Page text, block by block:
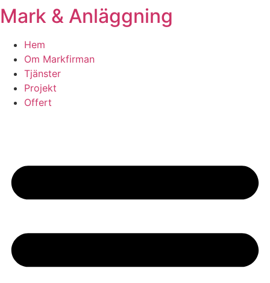
Skip
to
content
Mark & Anläggning
Hem
Om Markfirman
Tjänster
Projekt
Offert